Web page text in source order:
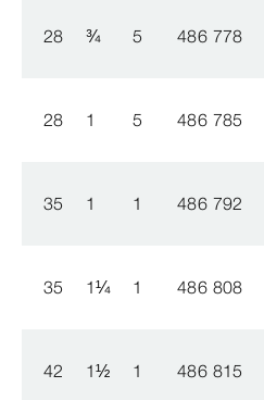
28 ¾ 5 486 778
28 1 5 486 785
35 1 1 486 792
35 1¼ 1 486 808
42 1½ 1 486 815